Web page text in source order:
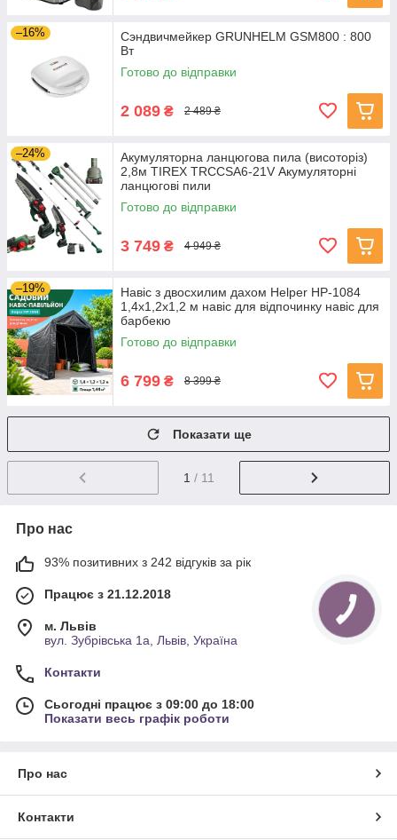
–16%
Сэндвичмейкер GRUNHELM GSM800 : 800
Вт
Готово до відправки
2 089 ₴ 2 489 ₴
–24%
Акумуляторна ланцюгова пила (висоторіз)
2,8м TIREX TRCCSA6-21V Акумуляторні
ланцюгові пили
Готово до відправки
3 749 ₴ 4 949 ₴
–19%
Навіс з двосхилим дахом Helper HP-1084
1,4х1,2х1,2 м навіс для відпочинку навіс для
барбекю
Готово до відправки
6 799 ₴ 8 399 ₴
Показати ще
1 / 11
Про нас
93% позитивних з 242 відгуків за рік
Працює з 21.12.2018
м. Львів
вул. Зубрівська 1а, Львів, Україна
Контакти
Сьогодні працює з 09:00 до 18:00
Показати весь графік роботи
Про нас
Контакти